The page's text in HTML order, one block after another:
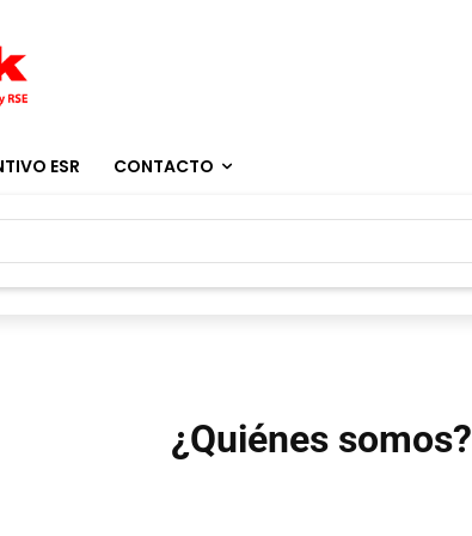
ESR CONTACTO
¿Quiénes somos?